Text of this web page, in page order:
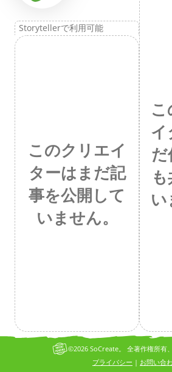
Storytellerで利用可能
このクリエイ
ターはまだ記
事を公開して
いません。
イ
い
プライバシー | お問い合
©2026 SoCreate。 全著作権所有